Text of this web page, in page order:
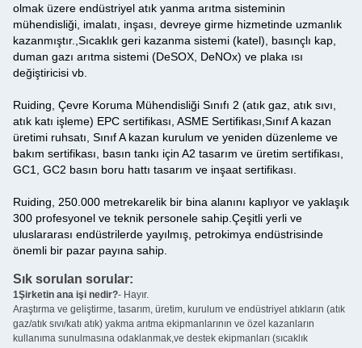
olmak üzere endüstriyel atık yanma arıtma sisteminin
mühendisliği, imalatı, inşası, devreye girme hizmetinde uzmanlık
kazanmıştır.,Sıcaklık geri kazanma sistemi (katel), basınçlı kap,
duman gazı arıtma sistemi (DeSOX, DeNOx) ve plaka ısı
değiştiricisi vb.
Ruiding, Çevre Koruma Mühendisliği Sınıfı 2 (atık gaz, atık sıvı,
atık katı işleme) EPC sertifikası, ASME Sertifikası,Sınıf A kazan
üretimi ruhsatı, Sınıf A kazan kurulum ve yeniden düzenleme ve
bakım sertifikası, basın tankı için A2 tasarım ve üretim sertifikası,
GC1, GC2 basın boru hattı tasarım ve inşaat sertifikası.
Ruiding, 250.000 metrekarelik bir bina alanını kaplıyor ve yaklaşık
300 profesyonel ve teknik personele sahip.Çeşitli yerli ve
uluslararası endüstrilerde yayılmış, petrokimya endüstrisinde
önemli bir pazar payına sahip.
Sık sorulan sorular:
1Şirketin ana işi nedir?- Hayır.
Araştırma ve geliştirme, tasarım, üretim, kurulum ve endüstriyel atıkların (atık
gaz/atık sıvı/katı atık) yakma arıtma ekipmanlarının ve özel kazanların
kullanıma sunulmasına odaklanmak,ve destek ekipmanları (sıcaklık